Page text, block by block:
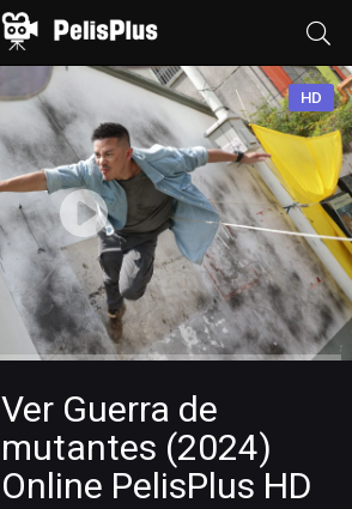
HD
Ver Guerra de
mutantes (2024)
Online PelisPlus HD